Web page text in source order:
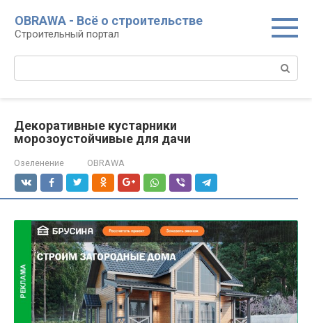
контенту
OBRAWA - Всё о строительстве
Строительный портал
Декоративные кустарники
морозоустойчивые для дачи
Озеленение OBRAWA